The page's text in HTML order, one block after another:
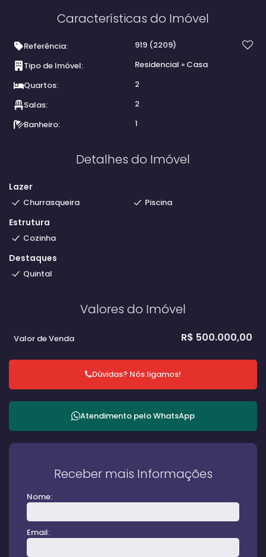
Características do Imóvel
Referência: 919 (2209)
Tipo de Imóvel:
Residencial » Casa
Quartos:
2
Salas:
2
Banheiro:
1
Detalhes do Imóvel
Lazer
Churrasqueira Piscina
Estrutura
Cozinha
Destaques
Quintal
Valores do Imóvel
R$ 500.000,00
Valor de Venda
Dúvidas? Nós ligamos!
Atendimento peloWhatsApp
Receber mais Informações
Nome:
Email: